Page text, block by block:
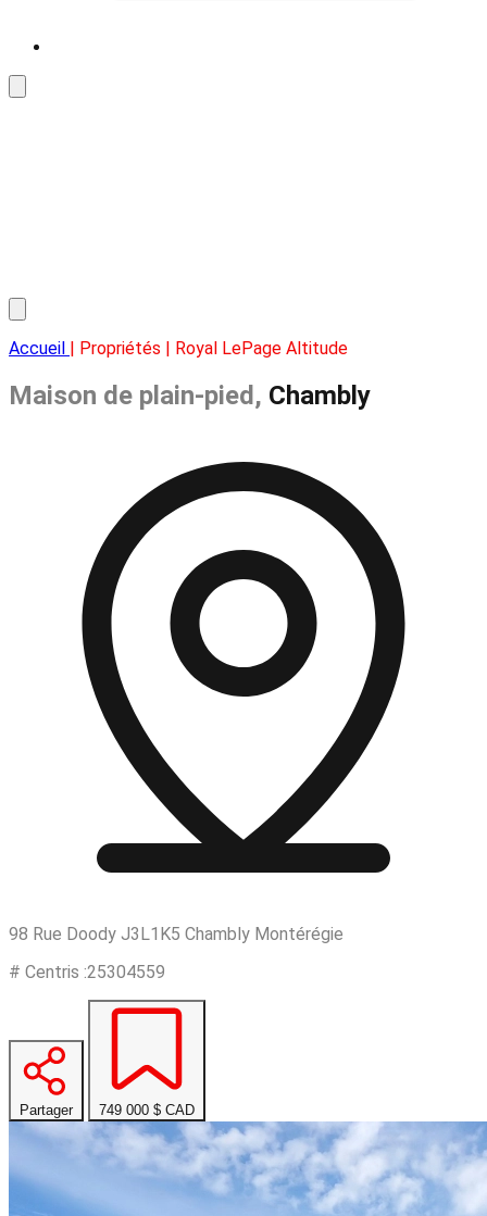
Accueil | Propriétés | Royal LePage Altitude
Maison de plain-pied, Chambly
98 Rue Doody J3L1K5 Chambly Montérégie
# Centris :25304559
Partager 749 000 $ CAD